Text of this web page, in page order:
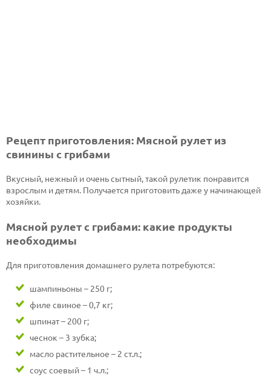
Рецепт приготовления: Мясной рулет из
свинины с грибами
Вкусный, нежный и очень сытный, такой рулетик понравится
взрослым и детям. Получается приготовить даже у начинающей
хозяйки.
Мясной рулет с грибами: какие продукты
необходимы
Для приготовления домашнего рулета потребуются:
шампиньоны – 250 г;
филе свиное – 0,7 кг;
шпинат – 200 г;
чеснок – 3 зубка;
масло растительное – 2 ст.л.;
соус соевый – 1 ч.л.;